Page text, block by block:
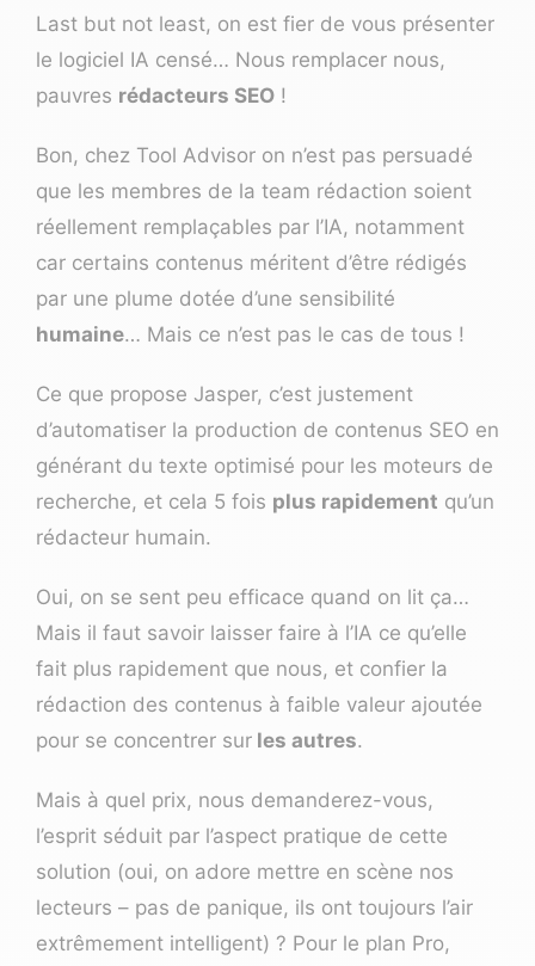
Last but not least, on est fier de vous présenter
le logiciel IA censé… Nous remplacer nous,
pauvres rédacteurs SEO !
Bon, chez Tool Advisor on n’est pas persuadé
que les membres de la team rédaction soient
réellement remplaçables par l’IA, notamment
car certains contenus méritent d’être rédigés
par une plume dotée d’une sensibilité
humaine… Mais ce n’est pas le cas de tous !
Ce que propose Jasper, c’est justement
d’automatiser la production de contenus SEO en
générant du texte optimisé pour les moteurs de
recherche, et cela 5 fois plus rapidement qu’un
rédacteur humain.
Oui, on se sent peu efficace quand on lit ça…
Mais il faut savoir laisser faire à l’IA ce qu’elle
fait plus rapidement que nous, et confier la
rédaction des contenus à faible valeur ajoutée
pour se concentrer sur les autres.
Mais à quel prix, nous demanderez-vous,
l’esprit séduit par l’aspect pratique de cette
solution (oui, on adore mettre en scène nos
lecteurs – pas de panique, ils ont toujours l’air
extrêmement intelligent) ? Pour le plan Pro,